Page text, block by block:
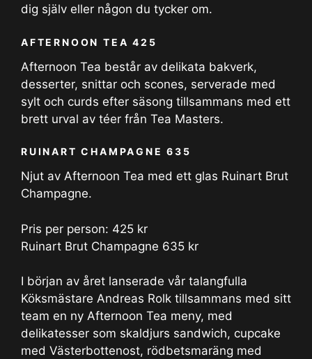
dig själv eller någon du tycker om.
AFTERNOON TEA 425
Afternoon Tea består av delikata bakverk,
desserter, snittar och scones, serverade med
sylt och curds efter säsong tillsammans med ett
brett urval av téer från Tea Masters.
RUINART CHAMPAGNE 635
Njut av Afternoon Tea med ett glas Ruinart Brut
Champagne.
Pris per person: 425 kr
Ruinart Brut Champagne 635 kr
I början av året lanserade vår talangfulla
Köksmästare Andreas Rolk tillsammans med sitt
team en ny Afternoon Tea meny, med
delikatesser som skaldjurs sandwich, cupcake
med Västerbottenost, rödbetsmaräng med